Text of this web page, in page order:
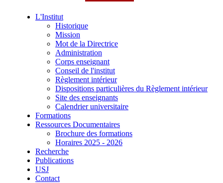
L'Institut
Historique
Mission
Mot de la Directrice
Administration
Corps enseignant
Conseil de l'institut
Règlement intérieur
Dispositions particulières du Règlement intérieur
Site des enseignants
Calendrier universitaire
Formations
Ressources Documentaires
Brochure des formations
Horaires 2025 - 2026
Recherche
Publications
USJ
Contact